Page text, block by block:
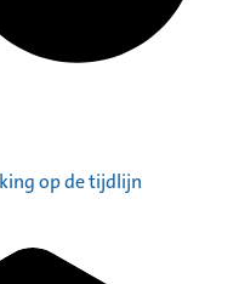
op de tijdlijn